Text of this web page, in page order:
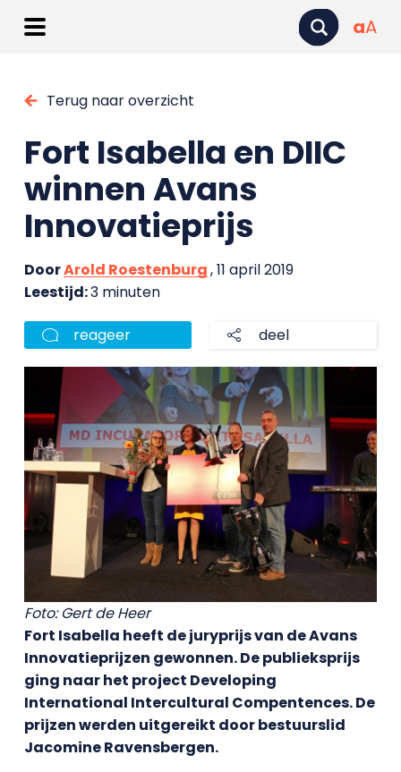
aA
Terug naar overzicht
Fort Isabella en DIIC
winnen Avans
Innovatieprijs
DoorArold Roestenburg, 11 april 2019
Leestijd:3 minuten
reageer deel
Foto: Gert de Heer
Fort Isabella heeft de juryprijs van de Avans
Innovatieprijzen gewonnen. De publieksprijs
ging naar het project Developing
International Intercultural Compentences. De
prijzen werden uitgereikt door bestuurslid
Jacomine Ravensbergen.